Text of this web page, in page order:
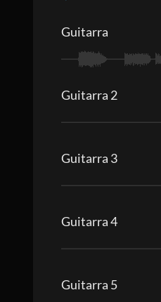
Guitarra
Guitarra 2
Guitarra 3
Guitarra 4
Guitarra 5